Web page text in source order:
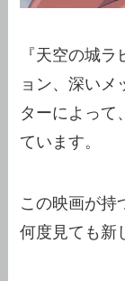
『天空の城
ョン、深いメ
ターによって
ています。
この映画が持
何度見ても新